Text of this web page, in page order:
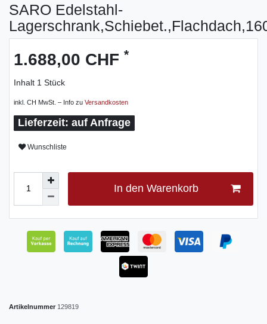
SARO Edelstahl-
1.688,00 CHF *
Inhalt 1 Stück
inkl. CH MwSt. – Info zu Versandkosten
auf Anfrage
Wunschliste
In den Warenkorb
Artikelnummer 129819